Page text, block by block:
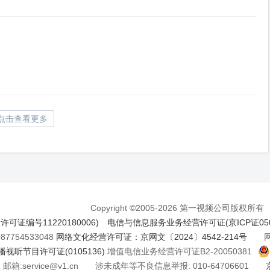
击查看更多
Copyright ©2005-2026 第一视频公司版权所有
可证编号11220180006)
电信与信息服务业务经营许可证(京ICP证
网络文化经营许可证：京网文〔2024〕4542-214号网络
视听节目许可证(0105136) 增值电信业务经营许可证B2-20050381
邮箱:service@v1.cn 涉未成年等不良信息举报: 010-64706601